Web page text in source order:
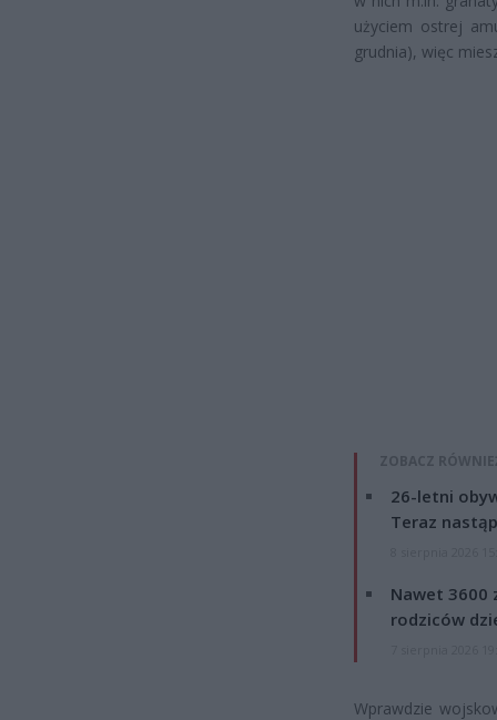
użyciem ostrej
grudnia), więc
ZOBACZ
26-letni
Teraz
Nawet 3600
rodziców
Wprawdzie